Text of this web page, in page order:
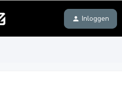
Inloggen